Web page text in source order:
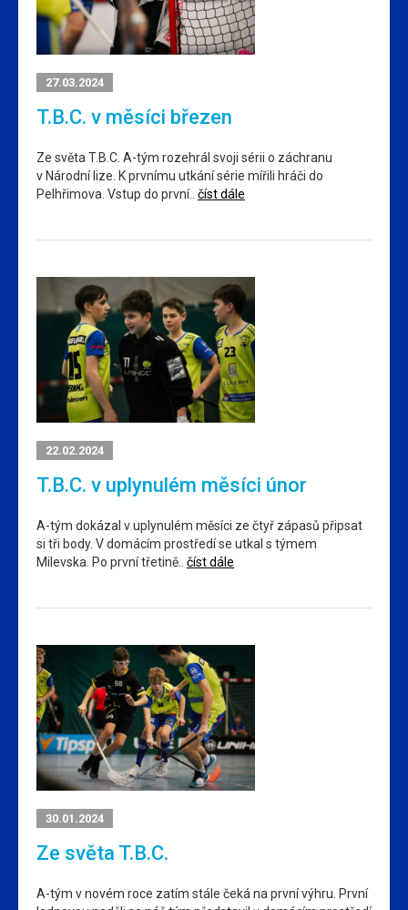
27.03.2024
T.B.C. v měsíci březen
Ze světa T.B.C. A-tým rozehrál svoji sérii o záchranu
v Národní lize. K prvnímu utkání série mířili hráči do
Pelhřimova. Vstup do první.. číst dále
22.02.2024
T.B.C. v uplynulém měsíci únor
A-tým dokázal v uplynulém měsíci ze čtyř zápasů připsat
si tři body. V domácím prostředí se utkal s týmem
Milevska. Po první třetině.. číst dále
30.01.2024
Ze světa T.B.C.
A-tým v novém roce zatím stále čeká na první výhru. První